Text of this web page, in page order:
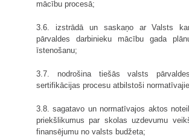
mācību procesā;
3.6. izstrādā un saskaņo ar Valsts
pārvaldes darbinieku mācību gada
īstenošanu;
3.7. nodrošina tiešās valsts
sertifikācijas procesu atbilstoši
3.8. sagatavo un normatīvajos aktos
priekšlikumus par skolas uzdevumu
finansējumu no valsts budžeta;